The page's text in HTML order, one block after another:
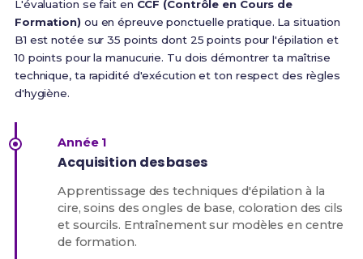
L'évaluation se fait en CCF (Contrôle en Cours de
Formation) ou en épreuve ponctuelle pratique. La situation
B1 est notée sur 35 points dont 25 points pour l'épilation et
10 points pour la manucurie. Tu dois démontrer ta maîtrise
technique, ta rapidité d'exécution et ton respect des règles
d'hygiène.
Année 1
Acquisition des bases
Apprentissage des techniques d'épilation à la
cire, soins des ongles de base, coloration des cils
et sourcils. Entraînement sur modèles en centre
de formation.